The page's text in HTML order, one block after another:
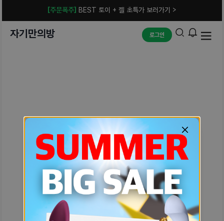
[주문폭주] BEST 토이 + 젤 초특가 보러가기 >
자기만의방 로그인
예상치 못한 에러입니다.